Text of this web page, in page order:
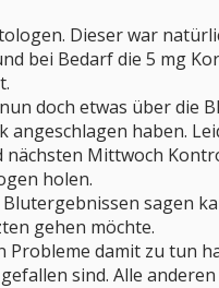
Dieser war
bei Bedarf die 5 mg
doch etwas über die
haben.
Mittwoch
holen.
sagen
gehen möchte.
damit zu tun
sind. Alle